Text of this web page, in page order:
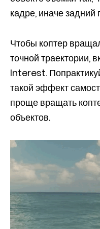
кадре, иначе задний
Чтобы коптер
точной траектории,
Interest.
такой эффект
проще вращать
объектов.